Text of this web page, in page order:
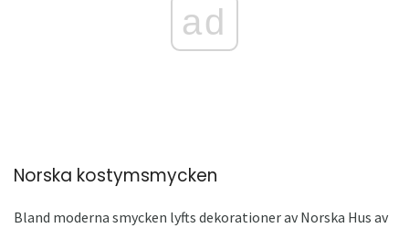
ad
Norska kostymsmycken
Bland moderna smycken lyfts dekorationer av Norska Hus av